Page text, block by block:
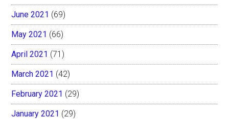
June 2021 (69)
May 2021 (66)
April 2021 (71)
March 2021 (42)
February 2021 (29)
January 2021 (29)